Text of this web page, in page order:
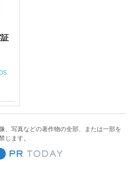
、写真などの著作物の全部、または一部を
じます。